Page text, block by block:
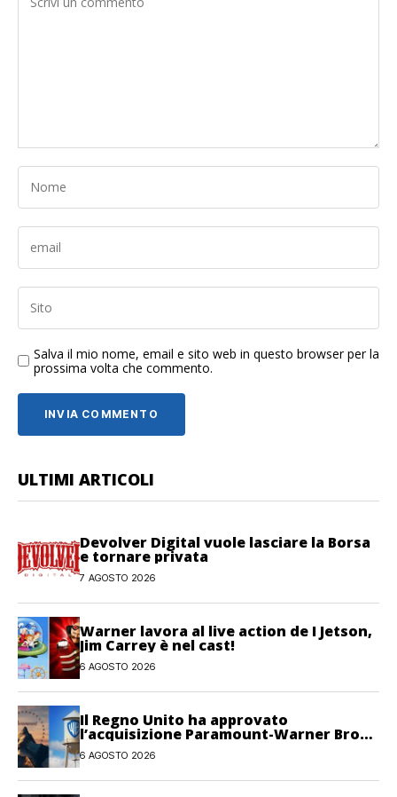
Salva il mio nome, email e sito web in questo browser per la
prossima volta che commento.
ULTIMI ARTICOLI
Devolver Digital vuole lasciare la Borsa
e tornare privata
7 AGOSTO 2026
Warner lavora al live action de I Jetson,
Jim Carrey è nel cast!
6 AGOSTO 2026
Il Regno Unito ha approvato
l’acquisizione Paramount-Warner Bros
Discovery
6 AGOSTO 2026